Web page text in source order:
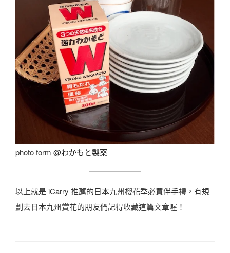
photo form @わかもと製薬
以上就是 iCarry 推薦的日本九州櫻花季必買伴手禮，有規
劃去日本九州賞花的朋友們記得收藏這篇文章喔！